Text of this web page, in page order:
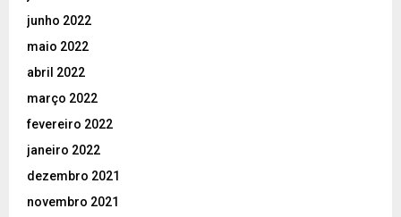
junho 2022
maio 2022
abril 2022
março 2022
fevereiro 2022
janeiro 2022
dezembro 2021
novembro 2021